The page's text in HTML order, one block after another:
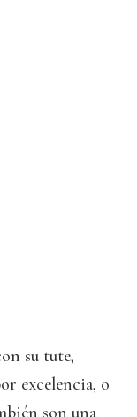
su tute,
excelencia, o